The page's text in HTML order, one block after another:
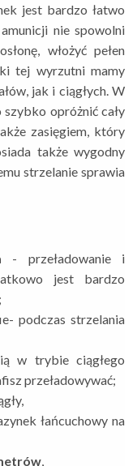
jest bardzo łatwo
nie spowolni
włożyć pełen
tej wyrzutni mamy
jak i ciągłych. W
opróżnić cały
zasięgiem, który
także wygodny
strzelanie sprawia
- przeładowanie i
jest bardzo
podczas strzelania
w trybie ciągłego
przeładowywać;
łańcuchowy na